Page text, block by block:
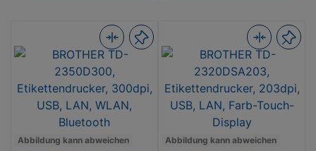
Abbildung kann abweichen Abbildung kann abweichen